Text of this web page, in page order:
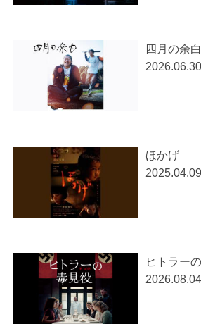
四月の余白
2026.06.30
ほかげ
2025.04.09
ヒトラー
2026.08.04